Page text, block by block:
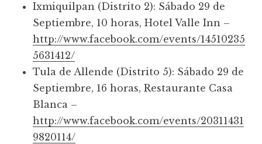
Ixmiquilpan (Distrito 2): Sábado 29 de
Septiembre, 10 horas, Hotel Valle Inn –
http://www.facebook.com/events/14510235
5631412/
Tula de Allende (Distrito 5): Sábado 29 de
Septiembre, 16 horas, Restaurante Casa
Blanca –
http://www.facebook.com/events/20311431
9820114/